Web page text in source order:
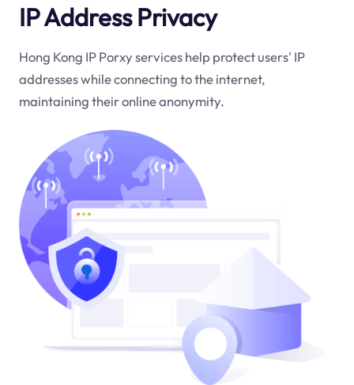
IP Address Privacy
Hong Kong IP Porxy services help protect users' IP
addresses while connecting to the internet,
maintaining their online anonymity.